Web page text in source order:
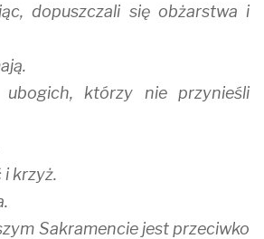
dopuszczali się obżarstwa i
ubogich, którzy nie przynieśli
i krzyż.
Sakramencie jest przeciwko